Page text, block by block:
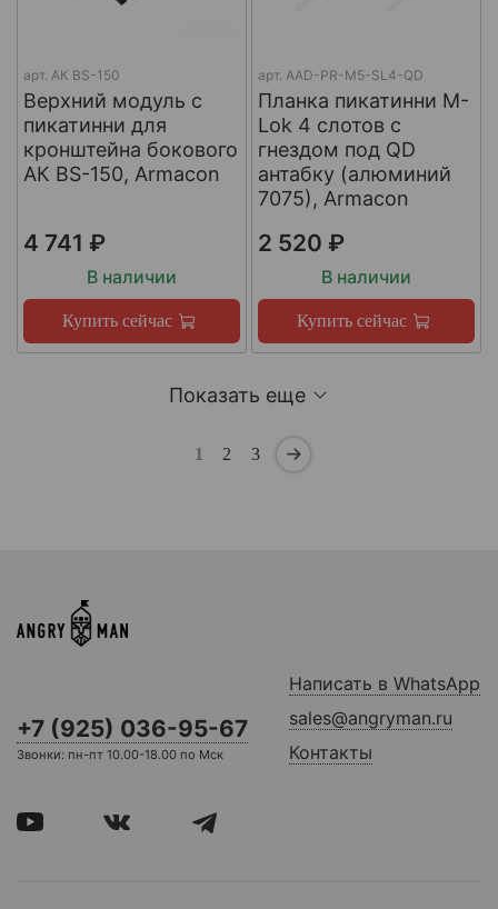
арт. АК BS-150
Верхний модуль с
пикатинни для
кронштейна бокового
АК BS-150, Armacon
4 741 ₽
В наличии
Купить сейчас
арт. AAD-PR-M5-SL4-QD
Планка пикатинни M-
Lok 4 слотов с
гнездом под QD
антабку (алюминий
7075), Armacon
2 520 ₽
В наличии
Купить сейчас
Показать еще
1 2 3
+7 (925) 036-95-67
Звонки: пн-пт 10.00-18.00 по Мск
Написать в WhatsApp
sales@angryman.ru
Контакты